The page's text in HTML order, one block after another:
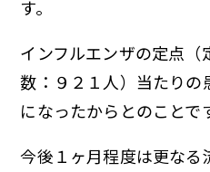
す。
インフルエンザの定点
数：９２１人）当たりの
になったからとのことで
今後１ヶ月程度は更なる